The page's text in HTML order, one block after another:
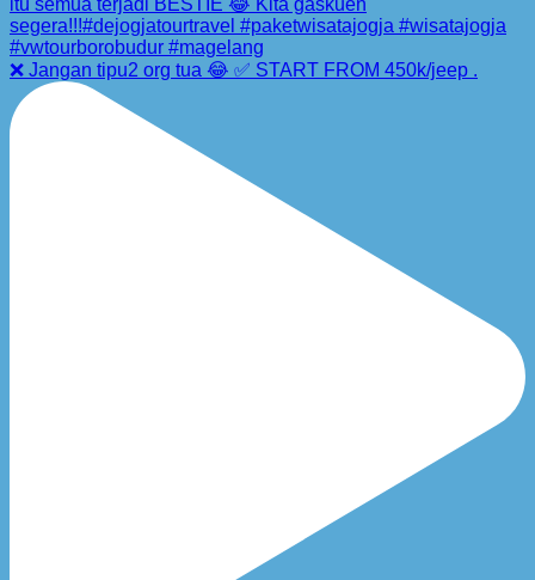
❌ Jangan tipu2 org tua 😂 ✅ START FROM 450k/jeep .